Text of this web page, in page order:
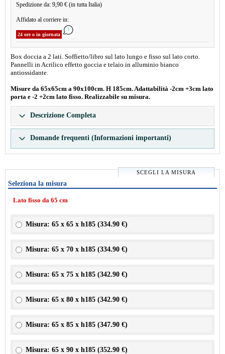
Spedizione da: 9,90 € (in tutta Italia)
Affidato al corriere in:
24 ore o in giornata
Box doccia a 2 lati. Soffietto/libro sul lato lungo e fisso sul lato corto.
Pannelli in Acrilico effetto goccia e telaio in alluminio bianco
antiossidante.
Misure da 65x65cm a 90x100cm. H 185cm. Adattabilità -2cm +3cm lato
porta e -2 +2cm lato fisso. Realizzabile su misura.
Descrizione Completa
Domande frequenti (Informazioni importanti)
SCEGLI LA MISURA
Seleziona la misura
Lato fisso da 65 cm
Misura: 65 x 65 x h185 (334.90 €)
Misura: 65 x 70 x h185 (334.90 €)
Misura: 65 x 75 x h185 (342.90 €)
Misura: 65 x 80 x h185 (342.90 €)
Misura: 65 x 85 x h185 (347.90 €)
Misura: 65 x 90 x h185 (352.90 €)